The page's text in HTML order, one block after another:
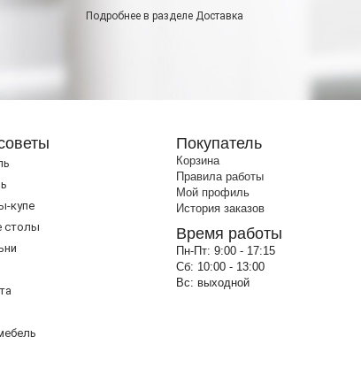
Подробнее в разделе Доставка
купе
столы
Покупатель
Корзина
Правила работы
Мой профиль
История заказов
Время работы
Пн-Пт: 9:00 - 17:15
Сб: 10:00 - 13:00
Вс: выходной